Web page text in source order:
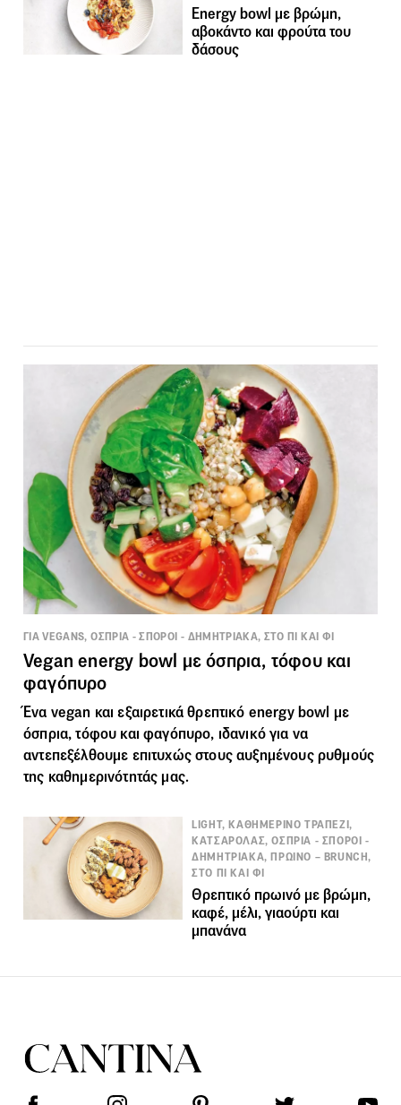
Energy bowl με βρώμη,
αβοκάντο και φρούτα του
δάσους
ΓΙΑ VEGANS, ΟΣΠΡΙΑ - ΣΠΟΡΟΙ - ΔΗΜΗΤΡΙΑΚΑ, ΣΤΟ ΠΙ ΚΑΙ ΦΙ
Vegan energy bowl με όσπρια, τόφου και
φαγόπυρο
Ένα vegan και εξαιρετικά θρεπτικό energy bowl με
όσπρια, τόφου και φαγόπυρο, ιδανικό για να
αντεπεξέλθουμε επιτυχώς στους αυξημένους ρυθμούς
της καθημερινότητάς μας.
LIGHT, ΚΑΘΗΜΕΡΙΝΟ ΤΡΑΠΕΖΙ,
ΚΑΤΣΑΡΟΛΑΣ, ΟΣΠΡΙΑ - ΣΠΟΡΟΙ -
ΔΗΜΗΤΡΙΑΚΑ, ΠΡΩΙΝΟ – BRUNCH,
ΣΤΟ ΠΙ ΚΑΙ ΦΙ
Θρεπτικό πρωινό με βρώμη,
καφέ, μέλι, γιαούρτι και
μπανάνα